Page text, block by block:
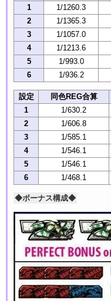
1
1/1260.3
2
1/1365.3
3
1/1057.0
4
1/1213.6
5
1/993.0
6
1/936.2
設定 同色REG合算
1
1/630.2
2
1/606.8
3
1/585.1
4
1/546.1
5
1/546.1
6
1/468.1
◆ボーナス構成◆